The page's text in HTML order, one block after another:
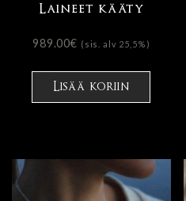
Laineet kääty
989.00€ (sis. alv 25,5%)
Lisää koriin